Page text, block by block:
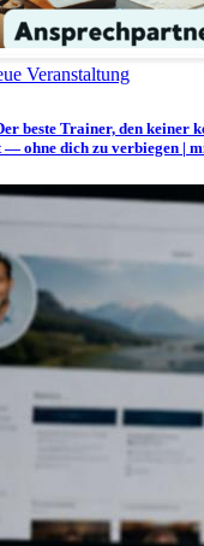
Veranstaltung
beste Trainer, den keiner
— ohne dich zu verbiegen |